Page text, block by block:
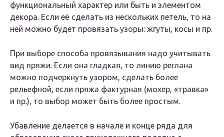
функциональный характер или быть и элементом
декора. Если её сделать из нескольких петель, то на
ней можно будет провязать узоры: жгуты, косы и пр.
При выборе способа провязывания надо учитывать
вид пряжи. Если она гладкая, то линию реглана
можно подчеркнуть узором, сделать более
рельефной, если пряжа фактурная (мохер, «травка»
и пр.), то выбор может быть более простым.
Убавление делается в начале и конце ряда для